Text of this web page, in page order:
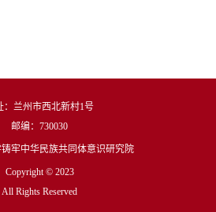
：兰州市西北新村1号
邮编：730030
牢中华民族共同体意识研究院
Copyright © 2023
All Rights Reserved